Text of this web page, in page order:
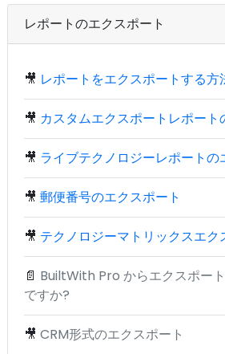
レポートのエクスポート
🎥 レポートをエクスポートする方
🎥 カスタムエクスポートレポート
🎥 ライブテクノロジーレポートの
🎥 郵便番号のエクスポート
🎥 テクノロジーマトリックスエク
📄 BuiltWith Pro からエクスポー
ですか?
🎥 CRM形式のエクスポート